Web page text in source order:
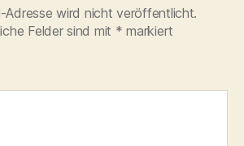
Adresse wird nicht veröffentlicht.
Felder sind mit * markiert